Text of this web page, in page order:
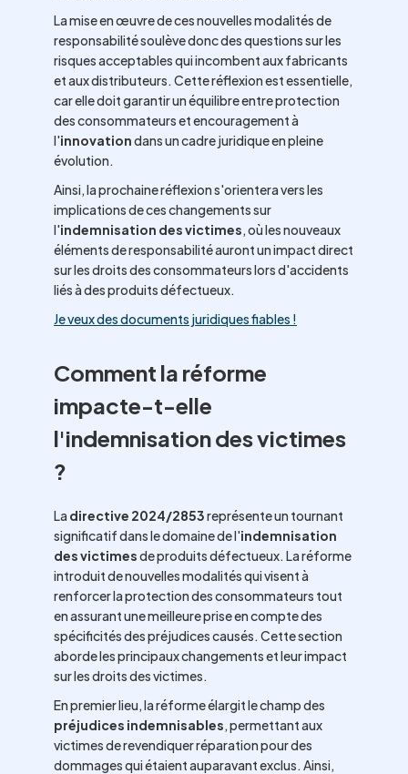
La mise en œuvre de ces nouvelles modalités de
responsabilité soulève donc des questions sur les
risques acceptables qui incombent aux fabricants
et aux distributeurs. Cette réflexion est essentielle,
car elle doit garantir un équilibre entre protection
des consommateurs et encouragement à
l'innovationdans un cadre juridique en pleine
évolution.
Ainsi, la prochaine réflexion s'orientera vers les
implications de ces changements sur
l'indemnisation des victimes, où les nouveaux
éléments de responsabilité auront un impact direct
sur les droits des consommateurs lors d'accidents
liés à des produits défectueux.
Je veux des documents juridiques fiables !
Comment la réforme
impacte-t-elle
l'indemnisation des victimes
?
La directive 2024/2853représente un tournant
significatif dans le domaine de l'indemnisation
des victimesde produits défectueux. La réforme
introduit de nouvelles modalités qui visent à
renforcer la protection des consommateurs tout
en assurant une meilleure prise en compte des
spécificités des préjudices causés. Cette section
aborde les principaux changements et leur impact
sur les droits des victimes.
En premier lieu, la réforme élargit le champ des
préjudices indemnisables, permettant aux
victimes de revendiquer réparation pour des
dommages qui étaient auparavant exclus. Ainsi,